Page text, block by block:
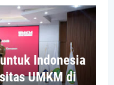
untuk Indonesia
UMKM di